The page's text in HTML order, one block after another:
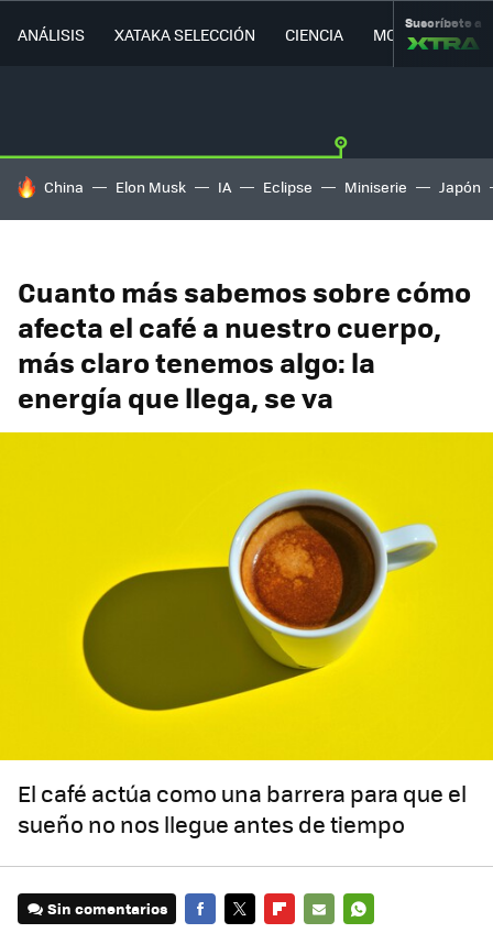
ANÁLISIS XATAKA SELECCIÓN CIENCIA MOVILIDAD
Suscríbete a
HOY SE HABLA DE
China Elon Musk IA Eclipse Miniserie Japón
Cuanto más sabemos sobre cómo
afecta el café a nuestro cuerpo,
más claro tenemos algo: la
energía que llega, se va
El café actúa como una barrera para que el
sueño no nos llegue antes de tiempo
Sin comentarios